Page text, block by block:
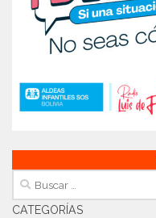
Buscar:
CATEGORÍAS